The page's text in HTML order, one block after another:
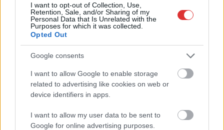
I want to opt-out of Collection, Use,
Retention, Sale, and/or Sharing of my
Personal Data that Is Unrelated with the
Purposes for which it was collected.
Opted Out
Google consents
I want to allow Google to enable storage
related to advertising like cookies on web or
device identifiers in apps.
I want to allow my user data to be sent to
Google for online advertising purposes.
Magyarország államtitkár, erőszakos,fidesz hatalom,kocsmai
Magyar Péter,megtartás,menczer tamás,Orbán Viktor
vélemény
2024.11.07. Kiss Lajos
megyének is kellene a
fordulat. „Mindketten